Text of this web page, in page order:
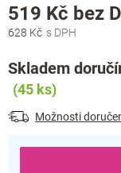
628 Kč
519 Kč bez
Skladem
(45 ks)
Možnosti